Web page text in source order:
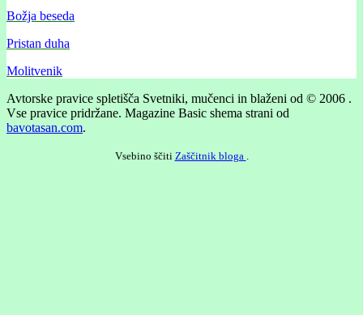
Božja beseda
Pristan duha
Molitvenik
Avtorske pravice spletišča Svetniki, mučenci in blaženi od © 2006 .
Vse pravice pridržane. Magazine Basic shema strani od
bavotasan.com.
Vsebino ščiti Zaščitnik bloga